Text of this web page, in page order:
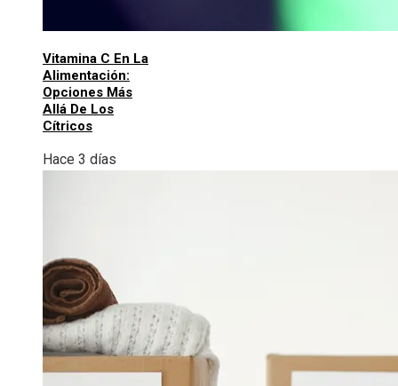
Vitamina C En La
Alimentación:
Opciones Más
Allá De Los
Cítricos
Hace 3 días